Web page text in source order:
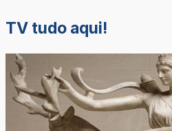
TV tudo aqui!